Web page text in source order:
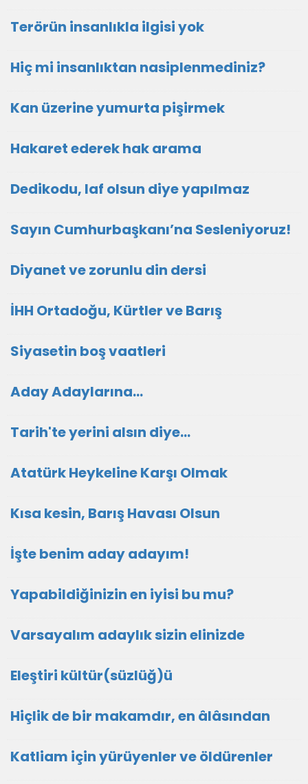
Terörün insanlıkla ilgisi yok
Hiç mi insanlıktan nasiplenmediniz?
Kan üzerine yumurta pişirmek
Hakaret ederek hak arama
Dedikodu, laf olsun diye yapılmaz
Sayın Cumhurbaşkanı’na Sesleniyoruz!
Diyanet ve zorunlu din dersi
İHH Ortadoğu, Kürtler ve Barış
Siyasetin boş vaatleri
Aday Adaylarına…
Tarih'te yerini alsın diye...
Atatürk Heykeline Karşı Olmak
Kısa kesin, Barış Havası Olsun
İşte benim aday adayım!
Yapabildiğinizin en iyisi bu mu?
Varsayalım adaylık sizin elinizde
Eleştiri kültür(süzlüğ)ü
Hiçlik de bir makamdır, en âlâsından
Katliam için yürüyenler ve öldürenler